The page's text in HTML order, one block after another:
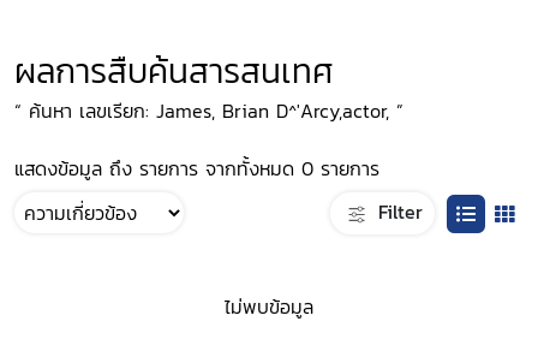
ผลการสืบค้นสารสนเทศ
“ ค้นหา เลขเรียก: James, Brian D^'Arcy,actor, ”
แสดงข้อมูล ถึง รายการ จากทั้งหมด 0 รายการ
Filter
ไม่พบข้อมูล